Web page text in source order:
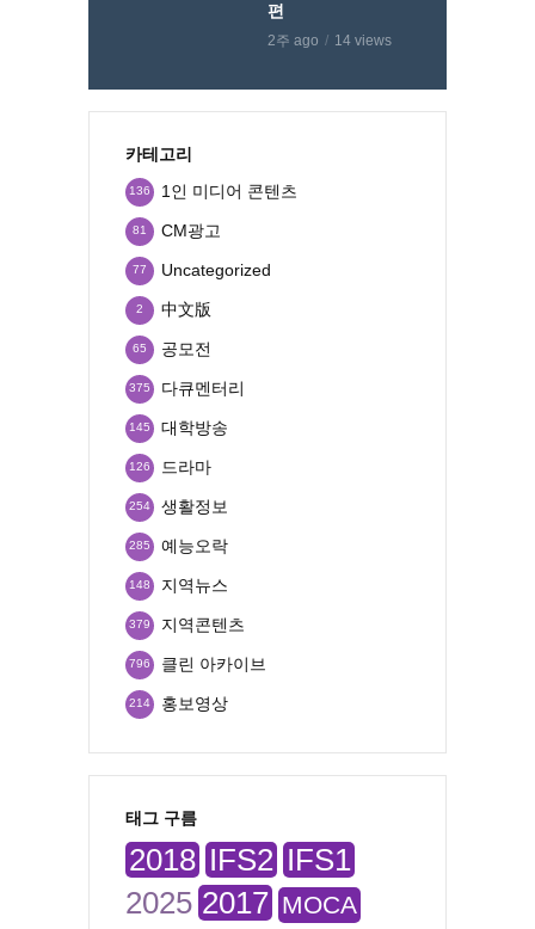
편
2주 ago 14 views
카테고리
1인 미디어 콘텐츠
136
CM광고
81
Uncategorized
77
中文版
2
공모전
65
다큐멘터리
375
대학방송
145
드라마
126
생활정보
254
예능오락
285
지역뉴스
148
지역콘텐츠
379
클린 아카이브
796
홍보영상
214
태그 구름
2018 IFS2 IFS1
2025 2017 MOCA